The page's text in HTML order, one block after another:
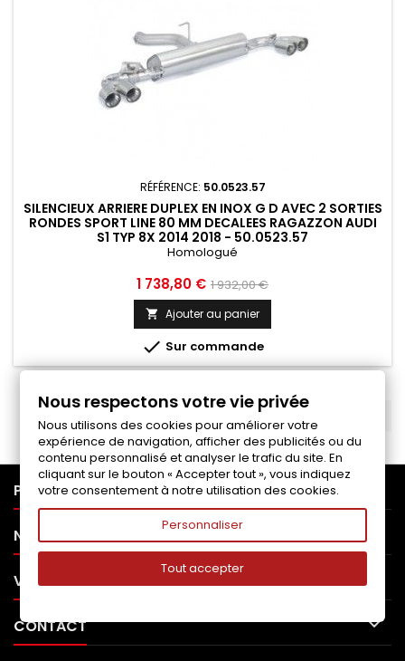
RÉFÉRENCE: 50.0523.57
SILENCIEUX ARRIERE DUPLEX EN INOX G D AVEC 2 SORTIES
RONDES SPORT LINE 80 MM DECALEES RAGAZZON AUDI
S1 TYP 8X 2014 2018 - 50.0523.57
Homologué
Prix
1 738,80 € Prix
de
base
1 932,00 €
 Ajouter au panier
 Sur commande
PRODUITS
NOTRE SOCIÉTÉ
VOTRE COMPTE 
CONTACT 
Nous respectons votre vie privée
Nous utilisons des cookies pour améliorer votre
expérience de navigation, afficher des publicités ou du
contenu personnalisé et analyser le trafic du site. En
cliquant sur le bouton « Accepter tout », vous indiquez
votre consentement à notre utilisation des cookies.
Personnaliser
Tout accepter